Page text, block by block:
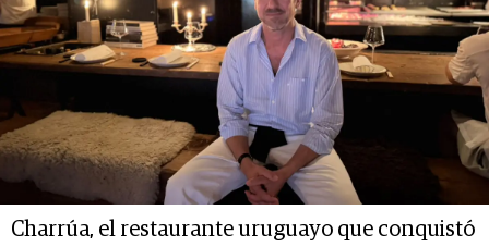
Charrúa, el restaurante uruguayo que conquistó